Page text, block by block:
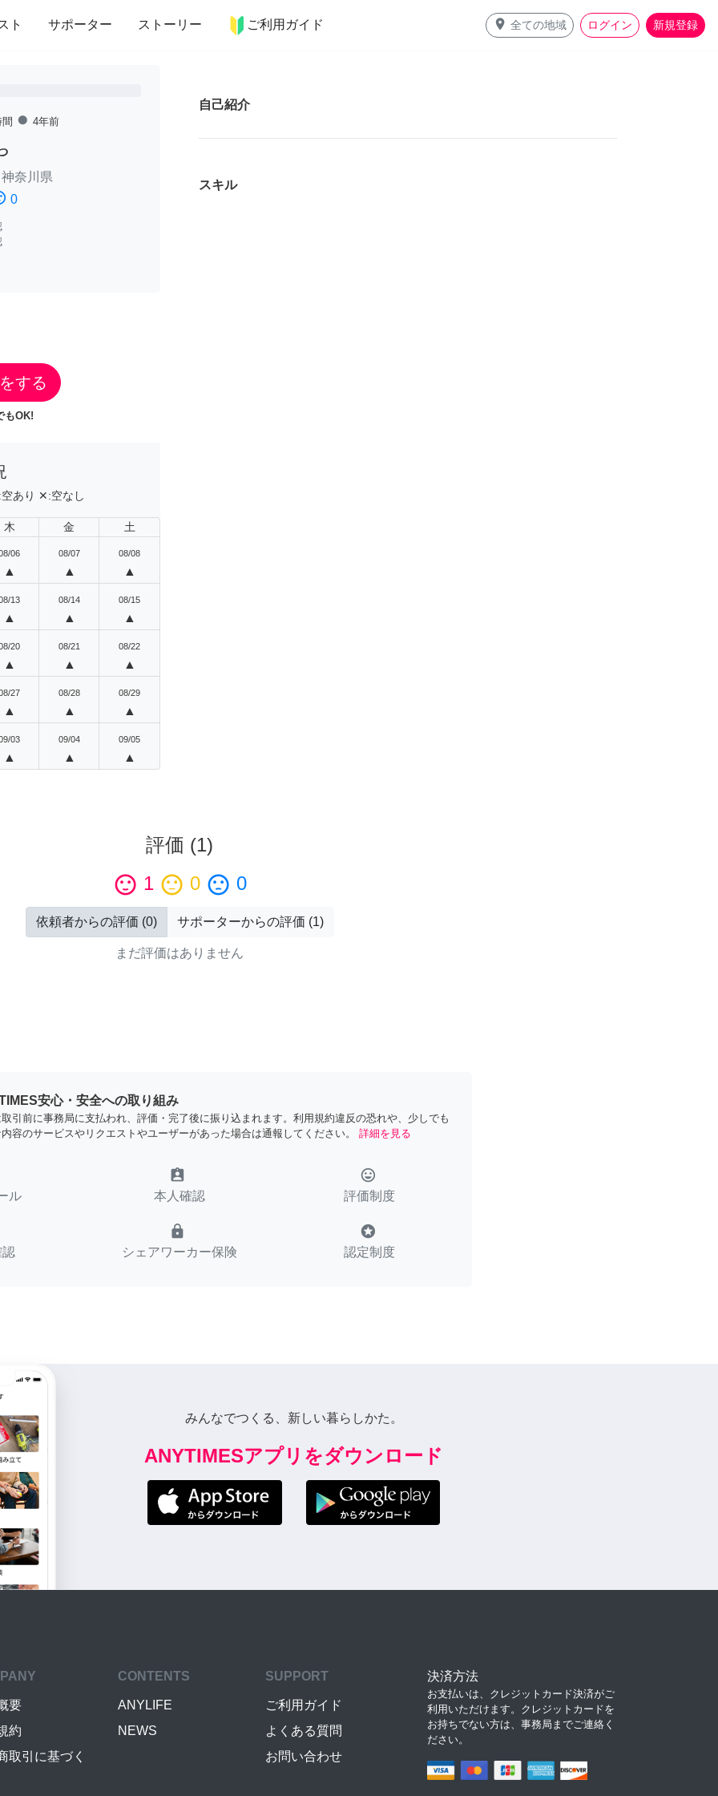
ト サポーター ストーリー ご利用ガイド place 全ての地域 ログイン 新規登録
インテリア 趣味・習い事 ペット 料理
fiber_manual_record 4年前
神奈川県
0
する
もOK!
空あり ✕:空なし
木 金 土
06
▲
08/07
▲
08/08
▲
13
▲
08/14
▲
08/15
▲
20
▲
08/21
▲
08/22
▲
27
▲
08/28
▲
08/29
▲
03
▲
09/04
▲
09/05
▲
自己紹介
スキル
評価 (1)
sentiment_satisfied 1 sentiment_neutral 0 sentiment_dissatisfied 0
依頼者からの評価 (0) サポーターからの評価 (1)
まだ評価はありません
安心・安全への取り組み
引前に事務局に支払われ、評価・完了後に振り込まれます。利用規約違反の恐れや、少しでも
容のサービスやリクエストやユーザーがあった場合は通報してください。
詳細を見る
ル
assignment_ind
本人確認
tag_faces
評価制度
lock
シェアワーカー保険
stars
認定制度
みんなでつくる、新しい暮らしかた。
ANYTIMESアプリをダウンロード
要
約
取引に基づく
CONTENTS
ANYLIFE
NEWS
SUPPORT
ご利用ガイド
よくある質問
お問い合わせ
決済方法
お支払いは、クレジットカード決済がご
利用いただけます。クレジットカードを
お持ちでない方は、事務局までご連絡く
ださい。